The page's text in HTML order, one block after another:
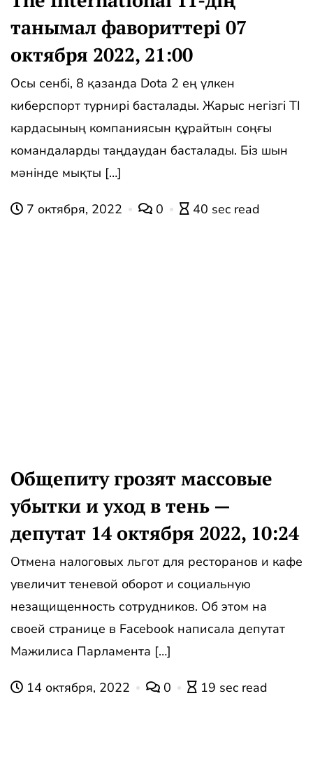
танымал фавориттері 07
октября 2022, 21:00
Осы сенбі, 8 қазанда Dota 2 ең үлкен
киберспорт турнирі басталады. Жарыс негізгі TI
кардасының компаниясын құрайтын соңғы
командаларды таңдаудан басталады. Біз шын
мәнінде мықты […]
7 октября, 2022 0 40 sec read
Общепиту грозят массовые
убытки и уход в тень —
депутат 14 октября 2022, 10:24
Отмена налоговых льгот для ресторанов и кафе
увеличит теневой оборот и социальную
незащищенность сотрудников. Об этом на
своей странице в Facebook написала депутат
Мажилиса Парламента […]
14 октября, 2022 0 19 sec read